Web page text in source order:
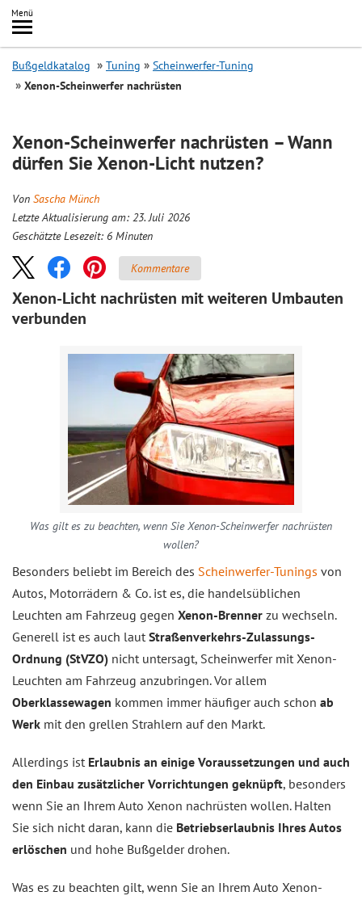
Inhalt
springen
Menü
Search
Bußgeldkatalog Tuning
Scheinwerfer-Tuning
Xenon-Scheinwerfer nachrüsten
Xenon-Scheinwerfer nachrüsten – Wann
dürfen Sie Xenon-Licht nutzen?
Von Sascha Münch
Letzte Aktualisierung am: 23. Juli 2026
Geschätzte Lesezeit: 6 Minuten
Kommentare
Xenon-Licht nachrüsten mit weiteren Umbauten
verbunden
Was gilt es zu beachten, wenn Sie Xenon-Scheinwerfer nachrüsten
wollen?
Besonders beliebt im Bereich des Scheinwerfer-Tunings von
Autos, Motorrädern & Co. ist es, die handelsüblichen
Leuchten am Fahrzeug gegen Xenon-Brenner zu wechseln.
Generell ist es auch laut Straßenverkehrs-Zulassungs-
Ordnung (StVZO) nicht untersagt, Scheinwerfer mit Xenon-
Leuchten am Fahrzeug anzubringen. Vor allem
Oberklassewagen kommen immer häufiger auch schon ab
Werk mit den grellen Strahlern auf den Markt.
Allerdings ist Erlaubnis an einige Voraussetzungen und auch
den Einbau zusätzlicher Vorrichtungen geknüpft, besonders
wenn Sie an Ihrem Auto Xenon nachrüsten wollen. Halten
Sie sich nicht daran, kann die Betriebserlaubnis Ihres Autos
erlöschen und hohe Bußgelder drohen.
Was es zu beachten gilt, wenn Sie an Ihrem Auto Xenon-